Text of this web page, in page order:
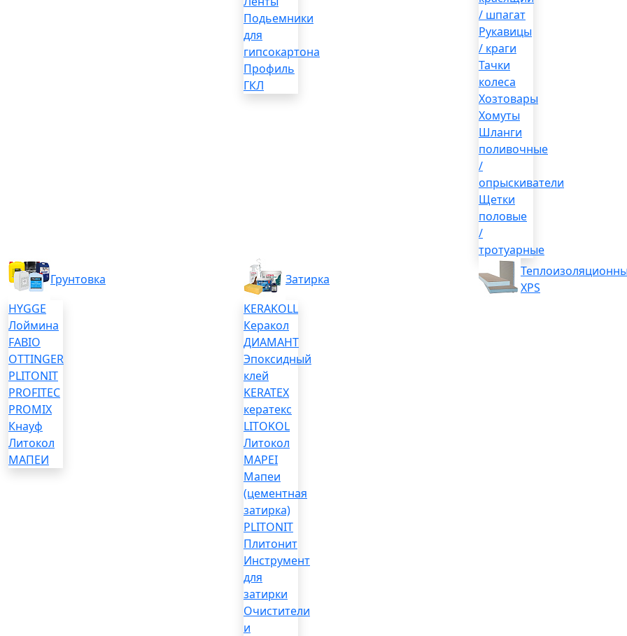
Подьемники
для
гипсокартона
Профиль
ГКЛ
/ шпагат
Рукавицы
/ краги
Тачки
колеса
Хозтовары
Хомуты
Шланги
поливочные
/
опрыскиватели
Щетки
половые
/
тротуарные
Грунтовка
HYGGE
Лоймина
FABIO
OTTINGER
PLITONIT
PROFITEC
PROMIX
Кнауф
Литокол
МАПЕИ
Затирка
KERAKOLL
Керакол
ДИАМАНТ
Эпоксидный
клей
KERATEX
кератекс
LITOKOL
Литокол
MAPEI
Мапеи
(цементная
затирка)
PLITONIT
Плитонит
Инструмент
для
затирки
Очистители
и
XPS